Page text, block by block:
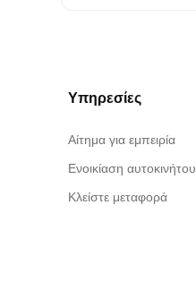
Υπηρεσίες
Αίτημα για εμπειρία
Ενοικίαση αυτοκινήτου
Κλείστε μεταφορά